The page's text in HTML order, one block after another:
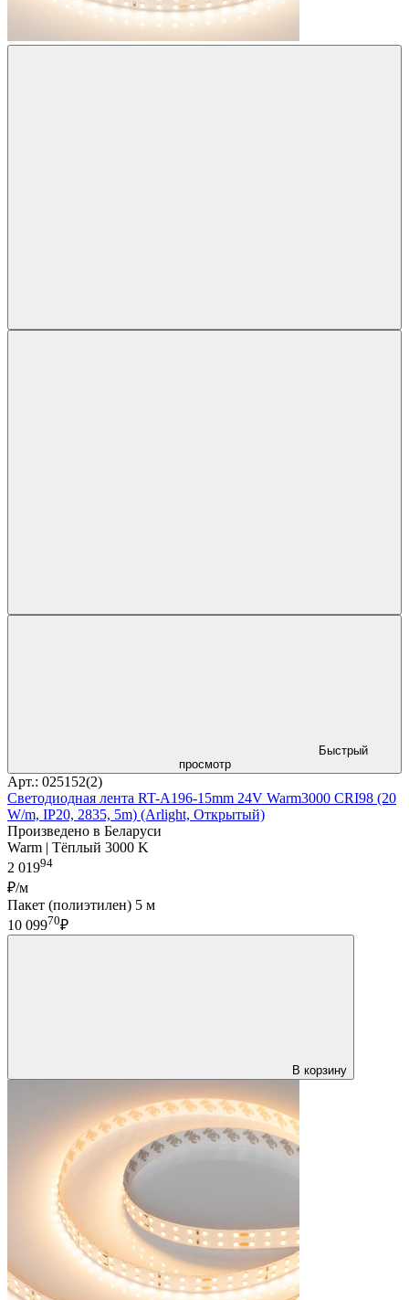
Быстрый
просмотр
Арт.: 025152(2)
Светодиодная лента RT-A196-15mm 24V Warm3000 CRI98 (20
W/m, IP20, 2835, 5m) (Arlight, Открытый)
Произведено в Беларуси
Warm | Тёплый 3000 K
2 01994
₽/м
Пакет (полиэтилен) 5 м
10 09970₽
В корзину